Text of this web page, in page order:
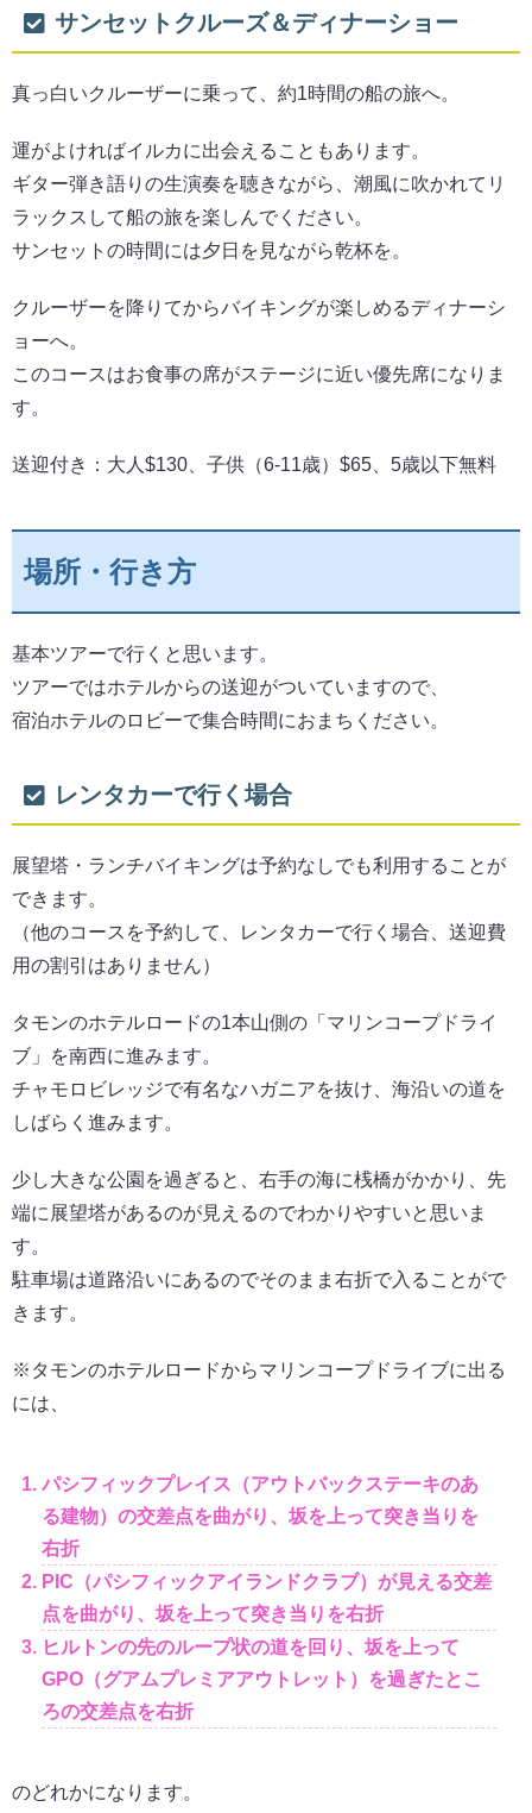
サンセットクルーズ＆ディナーショー
真っ白いクルーザーに乗って、約1時間の船の旅へ。
運がよければイルカに出会えることもあります。
ギター弾き語りの生演奏を聴きながら、潮風に吹かれてリ
ラックスして船の旅を楽しんでください。
サンセットの時間には夕日を見ながら乾杯を。
クルーザーを降りてからバイキングが楽しめるディナーシ
ョーへ。
このコースはお食事の席がステージに近い優先席になりま
す。
送迎付き：大人$130、子供（6-11歳）$65、5歳以下無料
場所・行き方
基本ツアーで行くと思います。
ツアーではホテルからの送迎がついていますので、
宿泊ホテルのロビーで集合時間におまちください。
レンタカーで行く場合
展望塔・ランチバイキングは予約なしでも利用することが
できます。
（他のコースを予約して、レンタカーで行く場合、送迎費
用の割引はありません）
タモンのホテルロードの1本山側の「マリンコープドライ
ブ」を南西に進みます。
チャモロビレッジで有名なハガニアを抜け、海沿いの道を
しばらく進みます。
少し大きな公園を過ぎると、右手の海に桟橋がかかり、先
端に展望塔があるのが見えるのでわかりやすいと思いま
す。
駐車場は道路沿いにあるのでそのまま右折で入ることがで
きます。
※タモンのホテルロードからマリンコープドライブに出る
には、
パシフィックプレイス（アウトバックステーキのあ
る建物）の交差点を曲がり、坂を上って突き当りを
右折
PIC（パシフィックアイランドクラブ）が見える交差
点を曲がり、坂を上って突き当りを右折
ヒルトンの先のループ状の道を回り、坂を上って
GPO（グアムプレミアアウトレット）を過ぎたとこ
ろの交差点を右折
のどれかになります。